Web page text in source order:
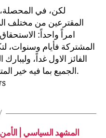
لكن، في المحصلة،
المقترعين من مختلف
امراً واحداً:
المشتركة فأيام وسنوات،
الفائز الاول غداً،
الجميع بما فيه خير المتنافسين الفائزين او الخاسرين.
المشهد السياسي |